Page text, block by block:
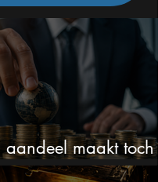
aandeel maakt toch